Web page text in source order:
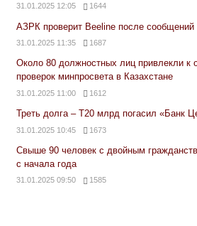
31.01.2025 12:05 1644
АЗРК проверит Beeline после
31.01.2025 11:35 1687
Около 80 должностных лиц привлекли к
проверок минпросвета в Казахстане
31.01.2025 11:00 1612
Треть долга – Т20 млрд погасил «Банк
31.01.2025 10:45 1673
Свыше 90 человек с двойным
с начала года
31.01.2025 09:50 1585